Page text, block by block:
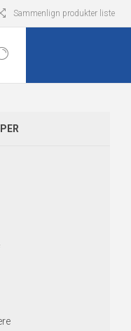
Sammenlign produkter liste